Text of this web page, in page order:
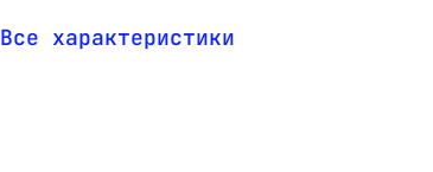
Все характеристики